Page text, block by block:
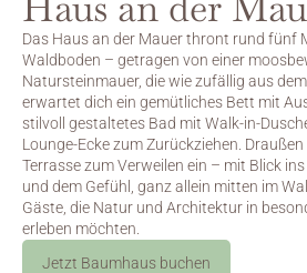
Das Haus an der Mauer thront rund fünf
Waldboden – getragen von einer
Natursteinmauer, die wie zufällig aus
erwartet dich ein gemütliches Bett mit
stilvoll gestaltetes Bad mit Walk-in-
Lounge-Ecke zum Zurückziehen.
Terrasse zum Verweilen ein – mit Blick
und dem Gefühl, ganz allein mitten im
Gäste, die Natur und Architektur in
erleben möchten.
Jetzt Baumhaus buchen